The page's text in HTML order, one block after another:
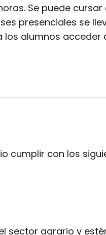
Se puede
presenciales se
alumnos acceder
cumplir con los
sector agrario y